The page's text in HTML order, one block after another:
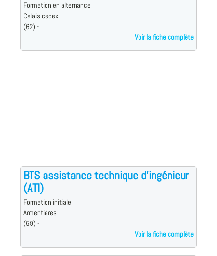
Formation en alternance
Calais cedex
(62) -
Voir la fiche complète
BTS assistance technique d'ingénieur
(ATI)
Formation initiale
Armentières
(59) -
Voir la fiche complète